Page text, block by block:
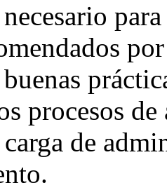
procesos de
de